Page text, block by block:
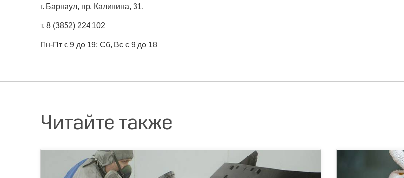
г. Барнаул, пр. Калинина, 31.
т. 8 (3852) 224 102
Пн-Пт с 9 до 19; Сб, Вс с 9 до 18
Читайте также